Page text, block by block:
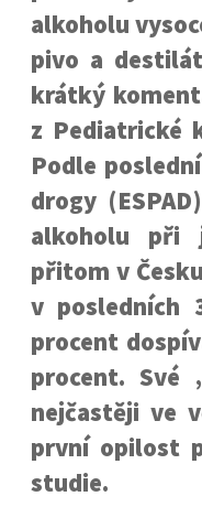
alkoholu
pivo a
krátký
z Pediatrické
Podle
drogy
alkoholu při
přitom v
v posledních
procent
procent. Své
nejčastěji ve
první opilost
studie.